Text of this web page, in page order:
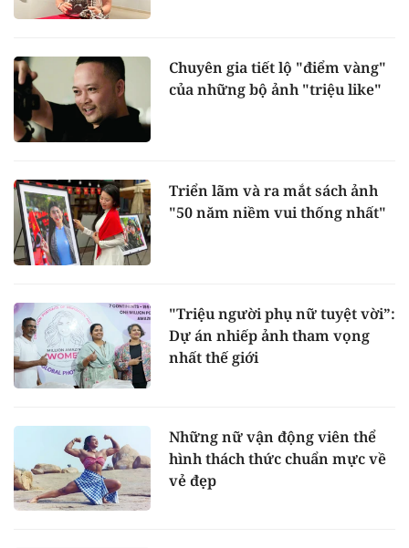
Chuyên gia tiết lộ "điểm vàng"
của những bộ ảnh "triệu like"
Triển lãm và ra mắt sách ảnh
"50 năm niềm vui thống nhất"
"Triệu người phụ nữ tuyệt vời”:
Dự án nhiếp ảnh tham vọng
nhất thế giới
Những nữ vận động viên thể
hình thách thức chuẩn mực về
vẻ đẹp